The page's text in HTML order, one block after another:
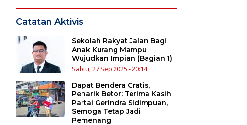
Catatan Aktivis
Sekolah Rakyat Jalan Bagi
Anak Kurang Mampu
Wujudkan Impian (Bagian 1)
Sabtu, 27 Sep 2025 - 20:14
Dapat Bendera Gratis,
Penarik Betor: Terima Kasih
Partai Gerindra Sidimpuan,
Semoga Tetap Jadi
Pemenang